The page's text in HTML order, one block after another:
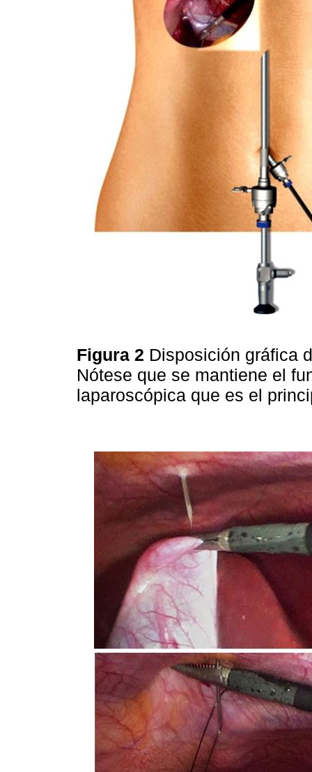
Figura 2 Disposición gráfica
Nótese que se mantiene el
laparoscópica que es el